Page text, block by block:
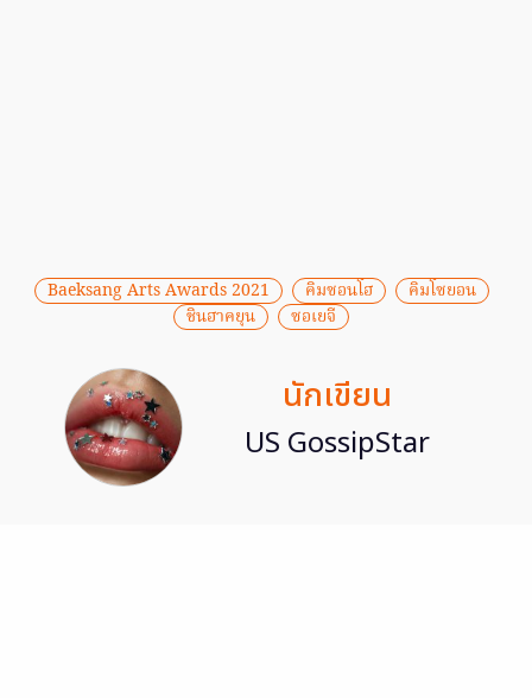
Baeksang Arts Awards 2021 คิมซอนโฮ
คิมโซยอน
ชินฮาคยุน
ซอเยจี
นักเขียน
US GossipStar